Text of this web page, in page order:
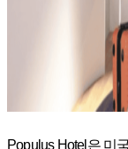
Populus Hotel은 미